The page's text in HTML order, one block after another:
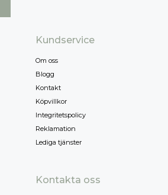
Kundservice
Om oss
Blogg
Kontakt
Köpvillkor
Integritetspolicy
Reklamation
Lediga tjänster
Kontakta oss